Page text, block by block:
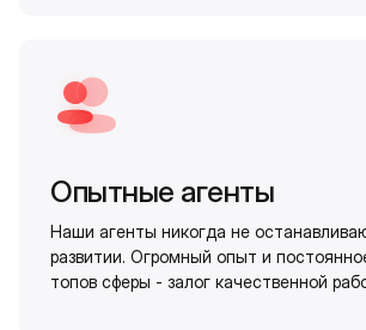
Опытные агенты
Наши агенты никогда не
развитии. Огромный опыт и
топов сферы - залог качественной